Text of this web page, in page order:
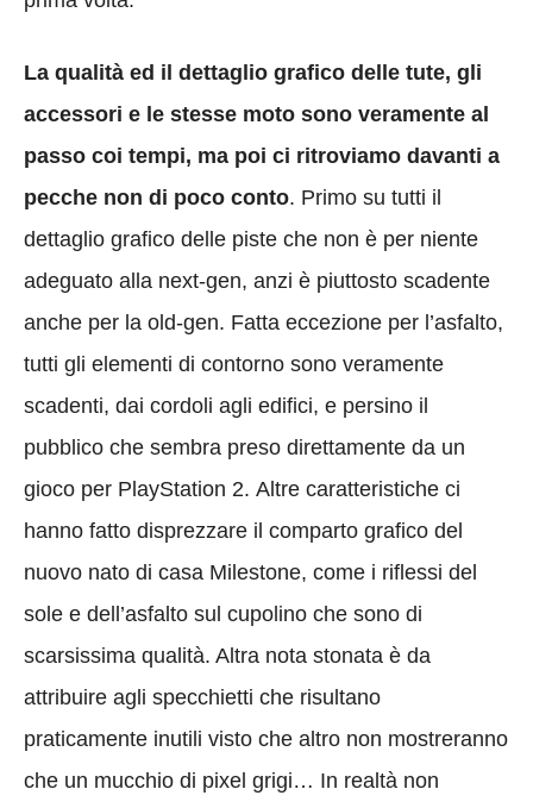
La qualità ed il dettaglio grafico delle tute, gli
accessori e le stesse moto sono veramente al
passo coi tempi, ma poi ci ritroviamo davanti a
pecche non di poco conto. Primo su tutti il
dettaglio grafico delle piste che non è per niente
adeguato alla next-gen, anzi è piuttosto scadente
anche per la old-gen. Fatta eccezione per l’asfalto,
tutti gli elementi di contorno sono veramente
scadenti, dai cordoli agli edifici, e persino il
pubblico che sembra preso direttamente da un
gioco per PlayStation 2. Altre caratteristiche ci
hanno fatto disprezzare il comparto grafico del
nuovo nato di casa Milestone, come i riflessi del
sole e dell’asfalto sul cupolino che sono di
scarsissima qualità. Altra nota stonata è da
attribuire agli specchietti che risultano
praticamente inutili visto che altro non mostreranno
che un mucchio di pixel grigi… In realtà non